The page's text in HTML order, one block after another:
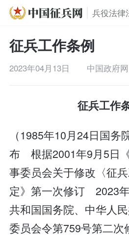
兵役法律
征兵工作条例
2023年04月13日 中国政府网
征兵工作
（1985年10月24日国务
布 根据2001年9月5日
事委员会关于修改〈征
定》第一次修订 2023
共和国国务院、中华人
委员会令第759号第二次